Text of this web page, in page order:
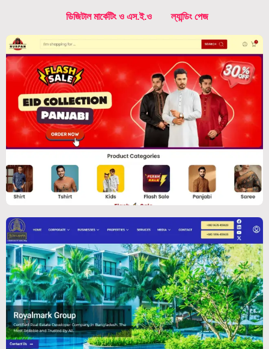
ডিজিটাল মার্কেটিং ও এস.ই.ও ল্যান্ডিং পেজ